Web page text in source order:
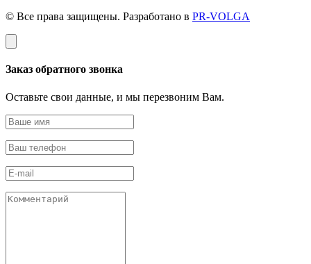
© Все права защищены. Разработано в PR-VOLGA
Заказ обратного звонка
Оставьте свои данные, и мы перезвоним Вам.